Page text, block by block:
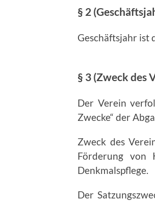
§ 2
Geschäftsjahr ist
§ 3 (Zweck des
Der Verein
Zwecke“ der
Zweck des
Förderung von
Denkmalspflege.
Der